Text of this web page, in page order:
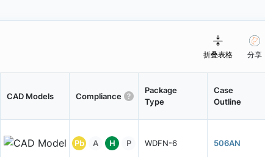
折叠表格 分享
CAD Models Compliance
Package
Type
Case
Outline
Pb A H P WDFN-6 506AN